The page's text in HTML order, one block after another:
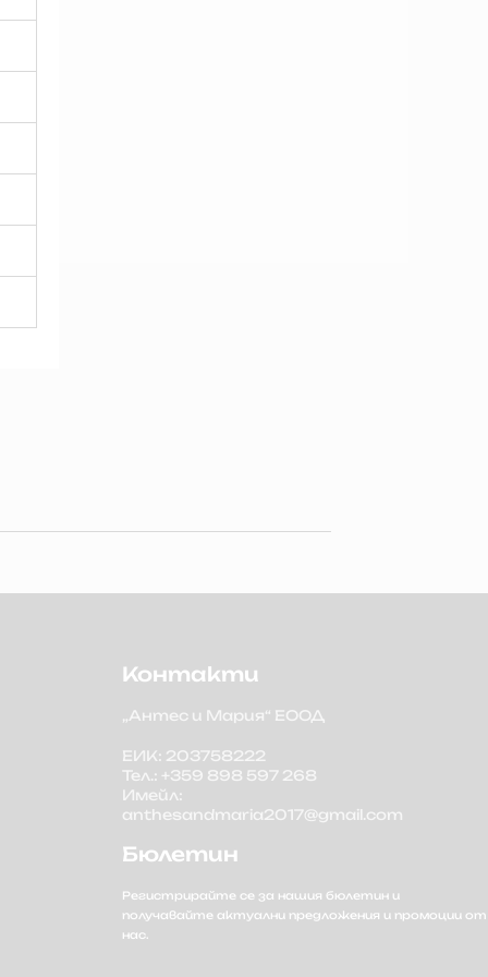
Контакти
„Антес и Мария“ ЕООД
ЕИК: 203758222
Тел.: +359 898 597 268
Имейл:
anthesandmaria2017@gmail.com
Бюлетин
Регистрирайте се за нашия бюлетин и
получавайте актуални предложения и промоции от
нас.